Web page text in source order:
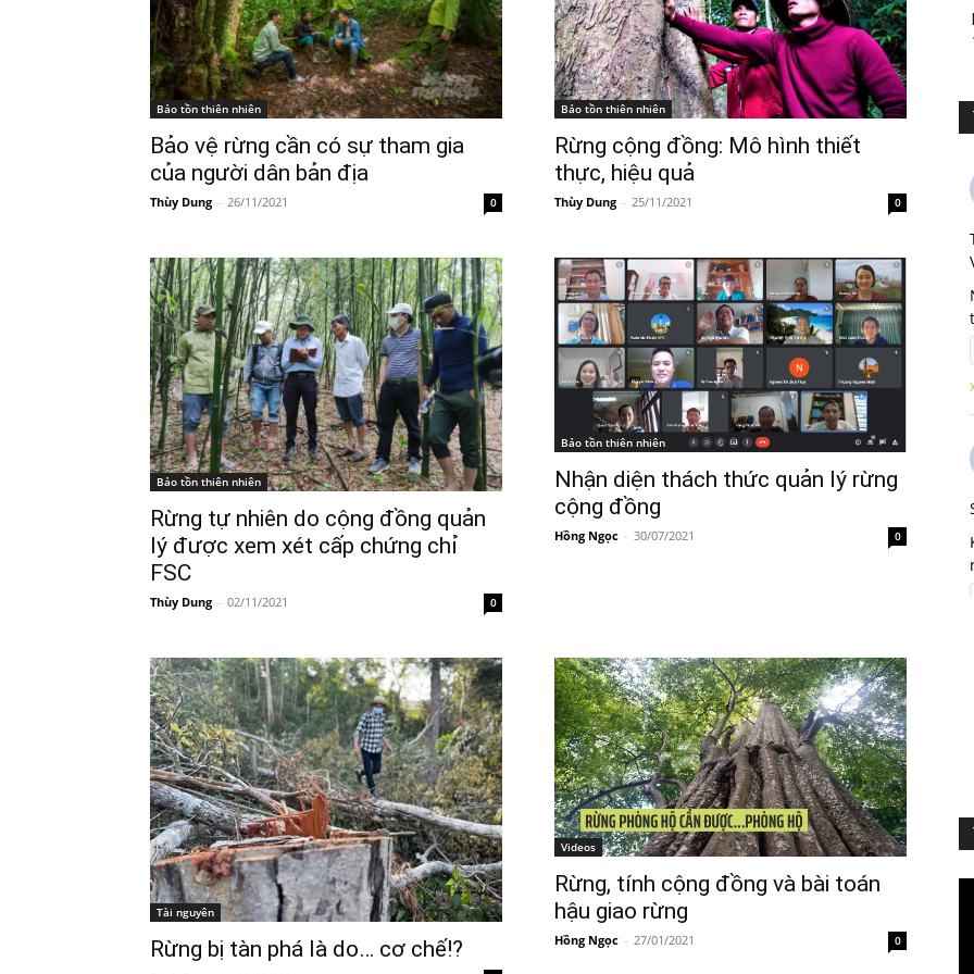
Bảo tồn thiên nhiên
Bảo vệ rừng cần có sự tham gia
của người dân bản địa
Thùy Dung - 26/11/2021 0
Bảo tồn thiên nhiên
Rừng cộng đồng: Mô hình thiết
thực, hiệu quả
Thùy Dung - 25/11/2021 0
Bảo tồn thiên nhiên
Rừng tự nhiên do cộng đồng quản
lý được xem xét cấp chứng chỉ
FSC
Thùy Dung - 02/11/2021 0
Bảo tồn thiên nhiên
Nhận diện thách thức quản lý rừng
cộng đồng
Hồng Ngọc - 30/07/2021 0
Tài nguyên
Rừng bị tàn phá là do… cơ chế!?
Videos
Rừng, tính cộng đồng và bài toán
hậu giao rừng
Hồng Ngọc - 27/01/2021 0